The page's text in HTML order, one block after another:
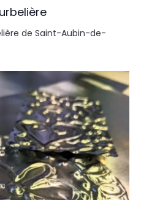
de Saint-Aubin-de-